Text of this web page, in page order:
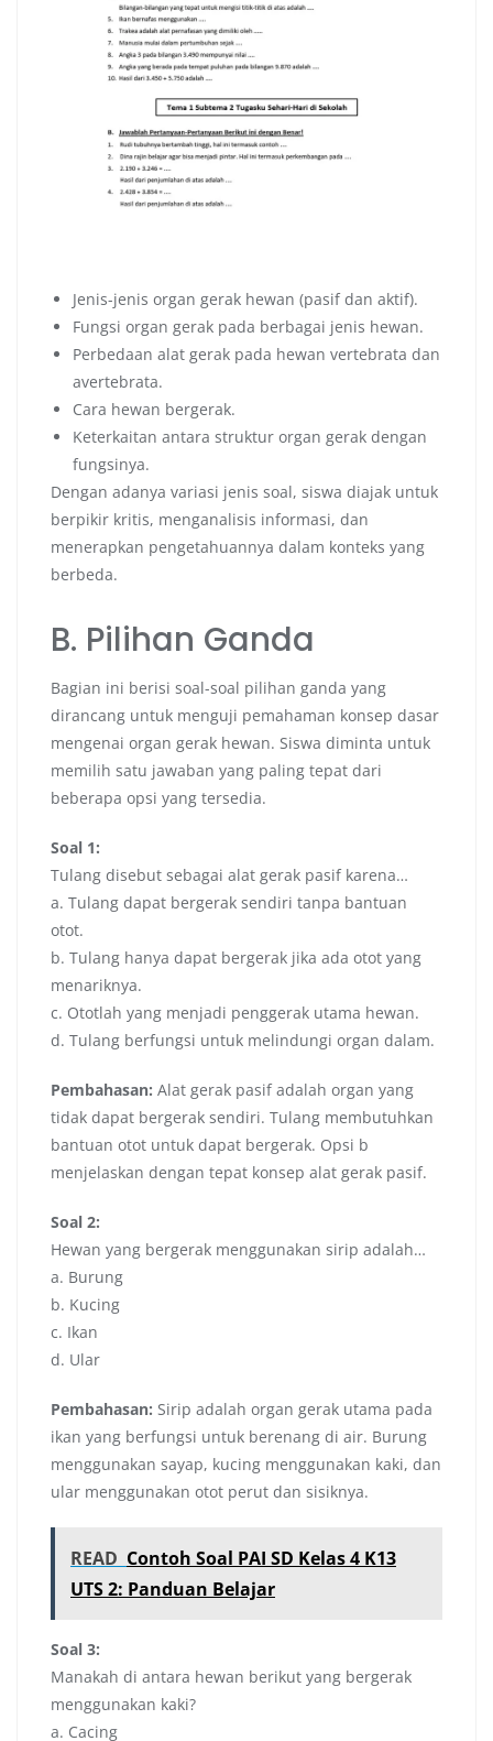
Jenis-jenis organ gerak hewan (pasif dan aktif).
Fungsi organ gerak pada berbagai jenis hewan.
Perbedaan alat gerak pada hewan vertebrata dan
avertebrata.
Cara hewan bergerak.
Keterkaitan antara struktur organ gerak dengan
fungsinya.
Dengan adanya variasi jenis soal, siswa diajak untuk
berpikir kritis, menganalisis informasi, dan
menerapkan pengetahuannya dalam konteks yang
berbeda.
B. Pilihan Ganda
Bagian ini berisi soal-soal pilihan ganda yang
dirancang untuk menguji pemahaman konsep dasar
mengenai organ gerak hewan. Siswa diminta untuk
memilih satu jawaban yang paling tepat dari
beberapa opsi yang tersedia.
Soal 1:
Tulang disebut sebagai alat gerak pasif karena…
a. Tulang dapat bergerak sendiri tanpa bantuan
otot.
b. Tulang hanya dapat bergerak jika ada otot yang
menariknya.
c. Ototlah yang menjadi penggerak utama hewan.
d. Tulang berfungsi untuk melindungi organ dalam.
Pembahasan: Alat gerak pasif adalah organ yang
tidak dapat bergerak sendiri. Tulang membutuhkan
bantuan otot untuk dapat bergerak. Opsi b
menjelaskan dengan tepat konsep alat gerak pasif.
Soal 2:
Hewan yang bergerak menggunakan sirip adalah…
a. Burung
b. Kucing
c. Ikan
d. Ular
Pembahasan: Sirip adalah organ gerak utama pada
ikan yang berfungsi untuk berenang di air. Burung
menggunakan sayap, kucing menggunakan kaki, dan
ular menggunakan otot perut dan sisiknya.
READ Contoh Soal PAI SD Kelas 4 K13
UTS 2: Panduan Belajar
Soal 3:
Manakah di antara hewan berikut yang bergerak
menggunakan kaki?
a. Cacing